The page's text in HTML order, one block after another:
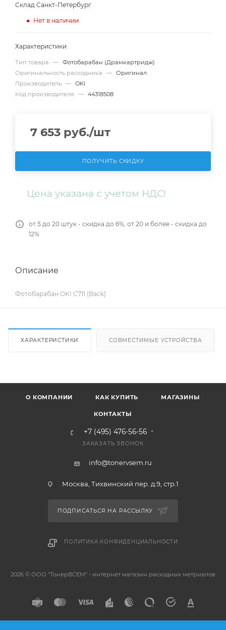
Склад Санкт-Петербург
Нет в наличии
Характеристики
Тип товара — Фотобарабан (Драмкартридж)
Оригинальность расходника
— Оригинал
Производитель — OKI
Код производителя
— 44318508
7 653 руб./шт
ПОЛУЧИТЬ СКИДКУ
Цена указана с учетом НДС!
от 5 до 20 штук - скидка до 6%, от 20 и более - скидка до
12%
Описание
Фотобарабан OKI C711 (Back)
ХАРАКТЕРИСТИКИ СОВМЕСТИМЫЕ УСТРОЙСТВА
О КОМПАНИИ КАК КУПИТЬ МАГАЗИНЫ
КОНТАКТЫ
+7 (495) 476-56-56
ЗАКАЗАТЬ ЗВОНОК
info@tonervsem.ru
Москва, Тихвинский пер. д.9, стр.1
ПОДПИСАТЬСЯ НА РАССЫЛКУ
ПОЛИТИКА КОНФИДЕНЦИАЛЬНОСТИ
2026 © ООО "ТонерВСЕМ" - интернет магазин расходных метриалов